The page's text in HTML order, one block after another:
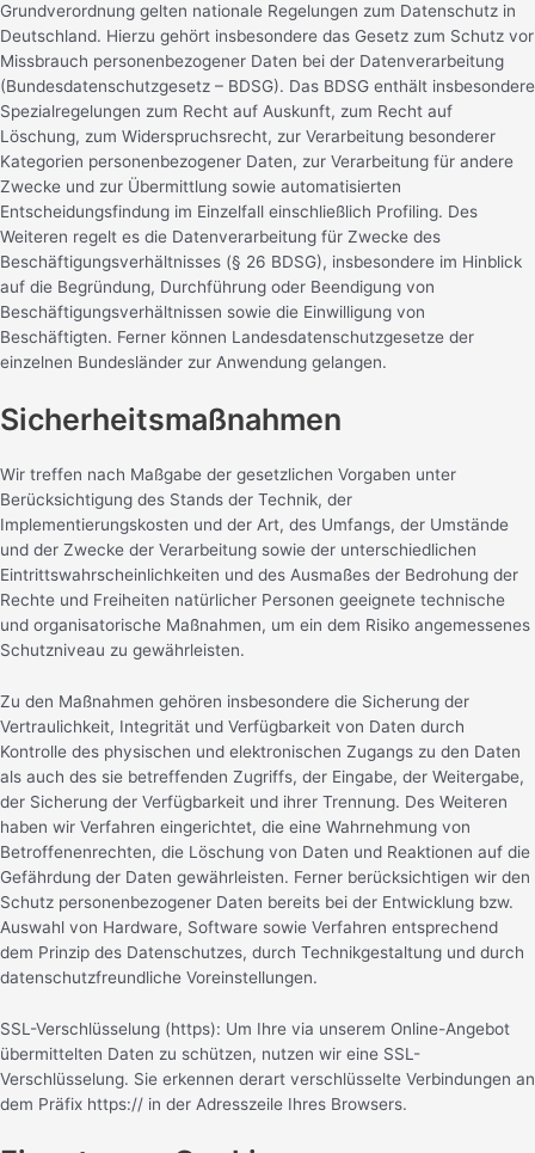
Grundverordnung gelten nationale Regelungen zum Datenschutz in
Deutschland. Hierzu gehört insbesondere das Gesetz zum Schutz vor
Missbrauch personenbezogener Daten bei der Datenverarbeitung
(Bundesdatenschutzgesetz – BDSG). Das BDSG enthält insbesondere
Spezialregelungen zum Recht auf Auskunft, zum Recht auf
Löschung, zum Widerspruchsrecht, zur Verarbeitung besonderer
Kategorien personenbezogener Daten, zur Verarbeitung für andere
Zwecke und zur Übermittlung sowie automatisierten
Entscheidungsfindung im Einzelfall einschließlich Profiling. Des
Weiteren regelt es die Datenverarbeitung für Zwecke des
Beschäftigungsverhältnisses (§ 26 BDSG), insbesondere im Hinblick
auf die Begründung, Durchführung oder Beendigung von
Beschäftigungsverhältnissen sowie die Einwilligung von
Beschäftigten. Ferner können Landesdatenschutzgesetze der
einzelnen Bundesländer zur Anwendung gelangen.
Sicherheitsmaßnahmen
Wir treffen nach Maßgabe der gesetzlichen Vorgaben unter
Berücksichtigung des Stands der Technik, der
Implementierungskosten und der Art, des Umfangs, der Umstände
und der Zwecke der Verarbeitung sowie der unterschiedlichen
Eintrittswahrscheinlichkeiten und des Ausmaßes der Bedrohung der
Rechte und Freiheiten natürlicher Personen geeignete technische
und organisatorische Maßnahmen, um ein dem Risiko angemessenes
Schutzniveau zu gewährleisten.
Zu den Maßnahmen gehören insbesondere die Sicherung der
Vertraulichkeit, Integrität und Verfügbarkeit von Daten durch
Kontrolle des physischen und elektronischen Zugangs zu den Daten
als auch des sie betreffenden Zugriffs, der Eingabe, der Weitergabe,
der Sicherung der Verfügbarkeit und ihrer Trennung. Des Weiteren
haben wir Verfahren eingerichtet, die eine Wahrnehmung von
Betroffenenrechten, die Löschung von Daten und Reaktionen auf die
Gefährdung der Daten gewährleisten. Ferner berücksichtigen wir den
Schutz personenbezogener Daten bereits bei der Entwicklung bzw.
Auswahl von Hardware, Software sowie Verfahren entsprechend
dem Prinzip des Datenschutzes, durch Technikgestaltung und durch
datenschutzfreundliche Voreinstellungen.
SSL-Verschlüsselung (https): Um Ihre via unserem Online-Angebot
übermittelten Daten zu schützen, nutzen wir eine SSL-
Verschlüsselung. Sie erkennen derart verschlüsselte Verbindungen an
dem Präfix https:// in der Adresszeile Ihres Browsers.